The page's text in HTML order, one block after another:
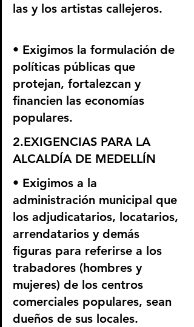
las y los artistas callejeros.
• Exigimos la formulación de
políticas públicas que
protejan, fortalezcan y
financien las economías
populares.
2.EXIGENCIAS PARA LA
ALCALDÍA DE MEDELLÍN
• Exigimos a la
administración municipal que
los adjudicatarios, locatarios,
arrendatarios y demás
figuras para referirse a los
trabadores (hombres y
mujeres) de los centros
comerciales populares, sean
dueños de sus locales.